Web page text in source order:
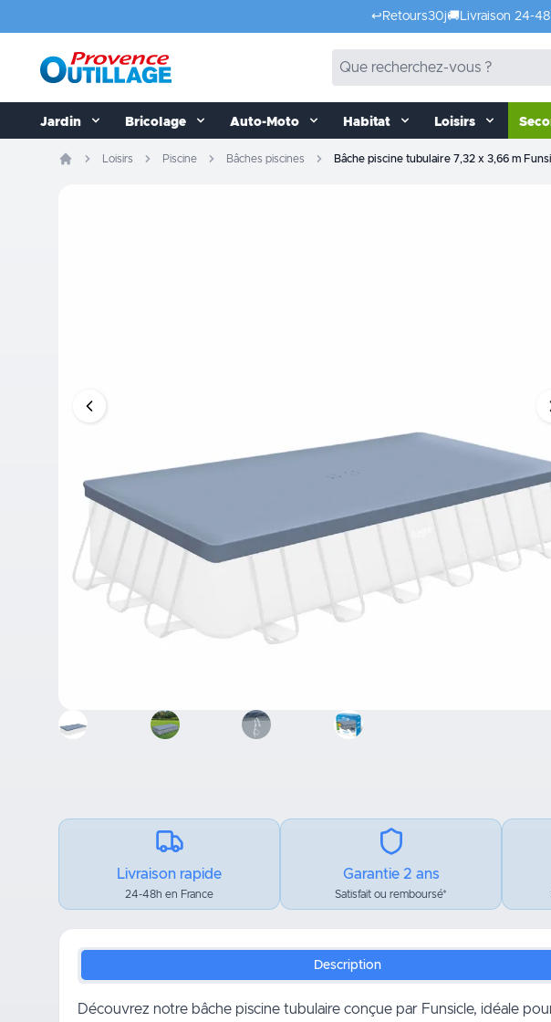
↩️ Retours30j🚚 Livraison 24-
Jardin Bricolage Auto-Moto Habitat Loisirs
Loisirs Piscine Bâches piscines Bâche piscine tubulaire 7,32 x 3,66 m
Livraison rapide
24-48h en France
Garantie 2 ans
Satisfait ou remboursé*
Description
Découvrez notre bâche piscine tubulaire conçue par Funsicle, idéale